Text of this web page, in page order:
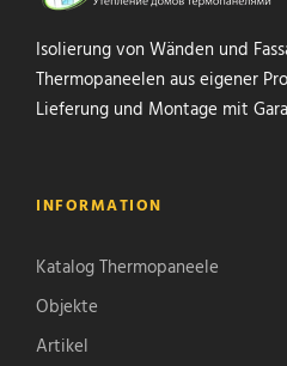
Isolierung von Wänden und
Thermopaneelen aus eigener
Lieferung und Montage mit
INFORMATION
Katalog Thermopaneele
Objekte
Artikel